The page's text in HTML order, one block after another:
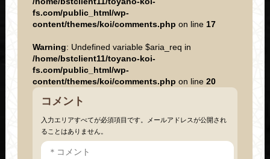
fs.com/public_html/wp-
content/themes/koi/comments.php on line 17
Warning: Undefined variable $aria_req in
/home/bstclient11/toyano-koi-
fs.com/public_html/wp-
content/themes/koi/comments.php on line 20
コメント
入力エリアすべてが必須項目です。メールアドレスが公開され
ることはありません。